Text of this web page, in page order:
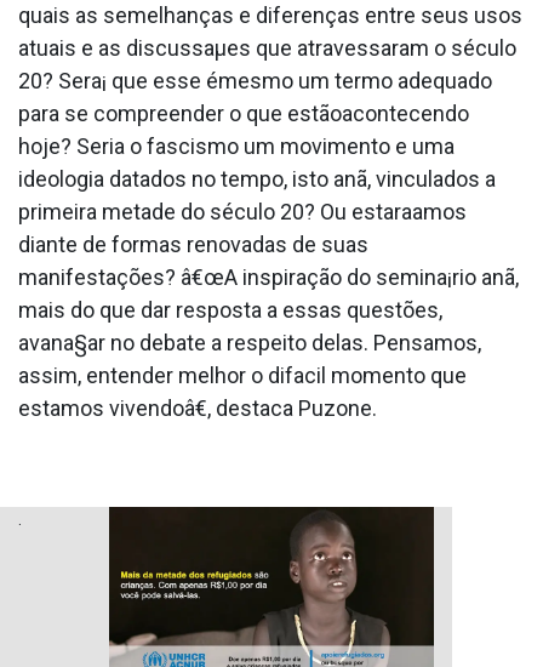
quais as semelhanças e diferenças entre seus usos
atuais e as discussaµes que atravessaram o século
20? Sera¡ que esse émesmo um termo adequado
para se compreender o que estãoacontecendo
hoje? Seria o fascismo um movimento e uma
ideologia datados no tempo, isto anã, vinculados a
primeira metade do século 20? Ou estara­amos
diante de formas renovadas de suas
manifestações? â€œA inspiração do semina¡rio anã,
mais do que dar resposta a essas questões,
avana§ar no debate a respeito delas. Pensamos,
assim, entender melhor o difa­cil momento que
estamos vivendoâ€, destaca Puzone.